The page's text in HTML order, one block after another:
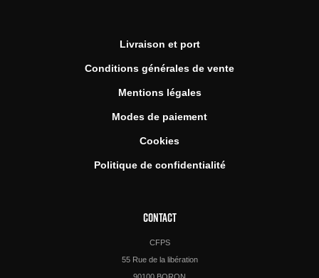
Livraison et port
Conditions générales de vente
Mentions légales
Modes de paiement
Cookies
Politique de confidentialité
CONTACT
CFPS
55 Rue de la libération